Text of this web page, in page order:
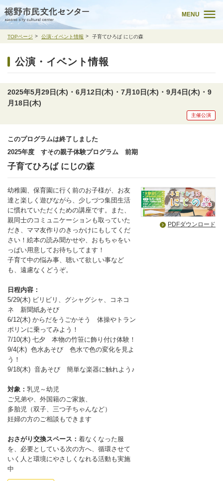
MENU
TOPページ 公演･イベント情報 子育てひろば にじの森
公演・イベント情報
2025年5月29日(木) ･ 6月12日(木) ･ 7月10日(木) ･ 9月4日(木) ･ 9
月18日(木)
主催公演
このプログラムは終了しました
2025年度 すその親子体験プログラム 前期
子育てひろば にじの森
幼稚園、保育園に行く前のお子様が、お友
達と楽しく遊びながら、少しづつ集団生活
に慣れていただくための講座です。また、
親同士のコミュニケーションも取っていた
だき、ママ友作りのきっかけにもしてくだ
さい！絵本の読み聞かせや、おもちゃをい
っぱい用意してお待ちしてます！
子育て中の悩み事、聴いて欲しい事など
も、遠慮なくどうぞ。
日程内容：
5/29(木) ビリビリ、グシャグシャ、コネコ
ネ 新聞紙あそび
6/12(木) からだをうごかそう 体操やトラン
ポリンに乗ってみよう！
7/10(木) 七夕 本物の竹笹に飾り付け体験！
9/4(木) 色水あそび 色水で色の変化を見よ
う！
9/18(木) 音あそび 簡単な楽器に触れよう♪
対象： 乳児～幼児
ご兄弟や、外国籍のご家族、
多胎児（双子、三つ子ちゃんなど）
妊婦の方のご相談もできます
おさがり交換スペース： 着なくなった服
を、必要としている次の方へ、循環させて
いく人と環境にやさしくなれる活動も実施
中
PDFダウンロード